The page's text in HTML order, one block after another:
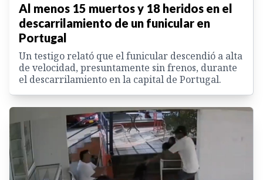
Al menos 15 muertos y 18 heridos en el
descarrilamiento de un funicular en
Portugal
Un testigo relató que el funicular descendió a alta
de velocidad, presuntamente sin frenos, durante
el descarrilamiento en la capital de Portugal.